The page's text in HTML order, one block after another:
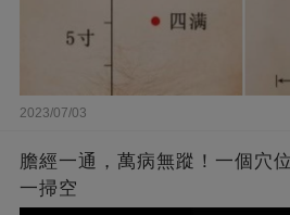
2023/07/03
膽經一通，萬病無蹤！一個穴
一掃空